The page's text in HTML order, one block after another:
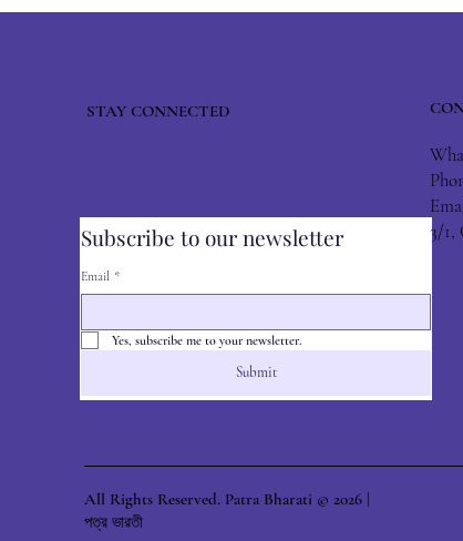
Subscribe to our newsletter
Email *
Yes, subscribe me to your newsletter.
Submit
STAY CONNECTED
3/1,
All Rights Reserved. Patra Bharati © 2026 |
পত্র ভারতী